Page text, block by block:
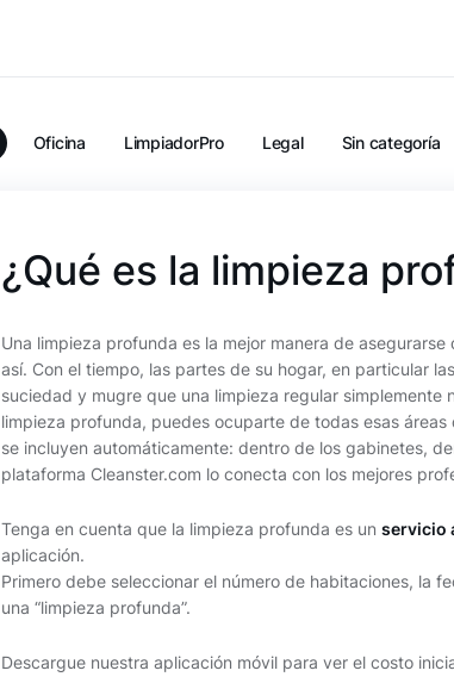
Oficina LimpiadorPro Legal Sin categoría
¿Qué es la limpieza
Una limpieza profunda es la mejor manera de
así. Con el tiempo, las partes de su hogar, en particular
suciedad y mugre que una limpieza regular
limpieza profunda, puedes ocuparte de todas esas
se incluyen automáticamente: dentro de los gabinetes,
plataforma Cleanster.com lo conecta con los mejores
Tenga en cuenta que la limpieza profunda es un servicio
aplicación.
Primero debe seleccionar el número de habitaciones, la
una “limpieza profunda”.
Descargue nuestra aplicación móvil para ver el costo